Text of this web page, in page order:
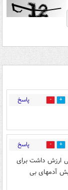
11 پاسخ
11 پاسخ
ارزش داشت برای
آدمهای بی